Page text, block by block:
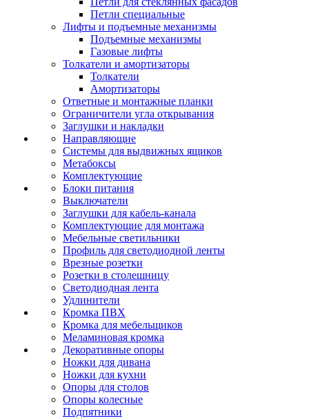
Петли специальные
Лифты и подъемные механизмы
Подъемные механизмы
Газовые лифты
Толкатели и амортизаторы
Толкатели
Амортизаторы
Ответные и монтажные планки
Ограничители угла открывания
Заглушки и накладки
Направляющие
Системы для выдвижных ящиков
Метабоксы
Комплектующие
Блоки питания
Выключатели
Заглушки для кабель-канала
Комплектующие для монтажа
Мебельные светильники
Профиль для светодиодной ленты
Врезные розетки
Розетки в столешницу
Светодиодная лента
Удлинители
Кромка ПВХ
Кромка для мебельщиков
Меламиновая кромка
Декоративные опоры
Ножки для дивана
Ножки для кухни
Опоры для столов
Опоры колесные
Подпятники